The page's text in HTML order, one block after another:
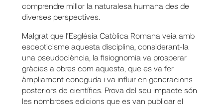
comprendre millor la naturalesa humana des de
diverses perspectives.
Malgrat que l’Església Catòlica Romana veia amb
escepticisme aquesta disciplina, considerant-la
una pseudociència, la fisiognomia va prosperar
gràcies a obres com aquesta, que es va fer
àmpliament coneguda i va influir en generacions
posteriors de científics. Prova del seu impacte són
les nombroses edicions que es van publicar el